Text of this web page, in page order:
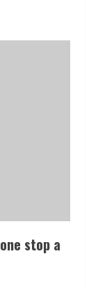
stop a